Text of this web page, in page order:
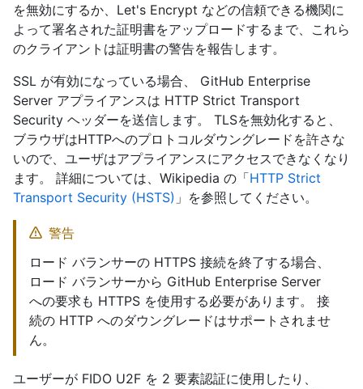
を無効にするか、Let's Encrypt などの信頼できる機関に
よって署名された証明書をアップロードするまで、これら
のクライアントは証明書の警告を報告します。
SSL が有効になっている場合、 GitHub Enterprise
Server アプライアンスは HTTP Strict Transport
Security ヘッダーを送信します。 TLSを無効化すると、
ブラウザはHTTPへのプロトコルダウングレードを許さな
いので、ユーザはアプライアンスにアクセスできなくなり
ます。 詳細については、Wikipedia の「HTTP Strict
Transport Security (HSTS) 」を参照してください。
警告
ロード バランサーの HTTPS 接続を終了する場合、
ロード バランサーから GitHub Enterprise Server
への要求も HTTPS を使用する必要があります。 接
続の HTTP へのダウングレードはサポートされませ
ん。
ユーザーが FIDO U2F を 2 要素認証に使用したり、